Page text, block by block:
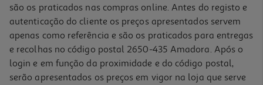
são os praticados nas compras online. Antes do registo e
autenticação do cliente os preços apresentados servem
apenas como referência e são os praticados para entregas
e recolhas no código postal 2650-435 Amadora. Após o
login e em função da proximidade e do código postal,
serão apresentados os preços em vigor na loja que serve